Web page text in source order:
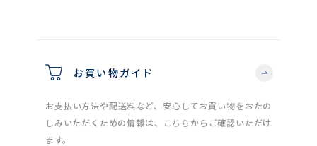
お買い物ガイド
お支払い方法や配送料など、安心してお買い物をおたの
しみいただくための情報は、こちらからご確認いただけ
ます。